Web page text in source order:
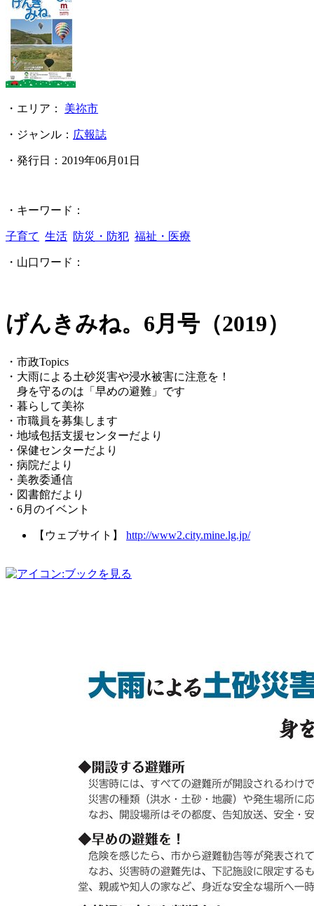
・エリア： 美祢市
・ジャンル： 広報誌
・発行日： 2019年06月01日
・キーワード：
子育て 生活 防災・防犯 福祉・医療
・山口ワード：
げんきみね。6月号（2019）
・市政Topics
・大雨による土砂災害や浸水被害に注意を！
身を守るのは「早めの避難」です
・暮らして美祢
・市職員を募集します
・地域包括支援センターだより
・保健センターだより
・病院だより
・美教委通信
・図書館だより
・6月のイベント
【ウェブサイト】 http://www2.city.mine.lg.jp/